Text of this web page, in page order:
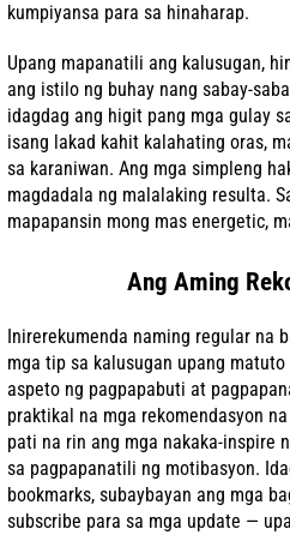
kumpiyansa para sa hinaharap.
Upang mapanatili ang kalusugan,
ang istilo ng buhay nang sabay-
idagdag ang higit pang mga gulay
isang lakad kahit kalahating oras,
sa karaniwan. Ang mga simpleng
magdadala ng malalaking resulta.
mapapansin mong mas energetic,
Ang Aming
Inirerekumenda naming regular na
mga tip sa kalusugan upang
aspeto ng pagpapabuti at
praktikal na mga rekomendasyon
pati na rin ang mga nakaka-inspire
sa pagpapanatili ng motibasyon.
bookmarks, subaybayan ang mga
subscribe para sa mga update —